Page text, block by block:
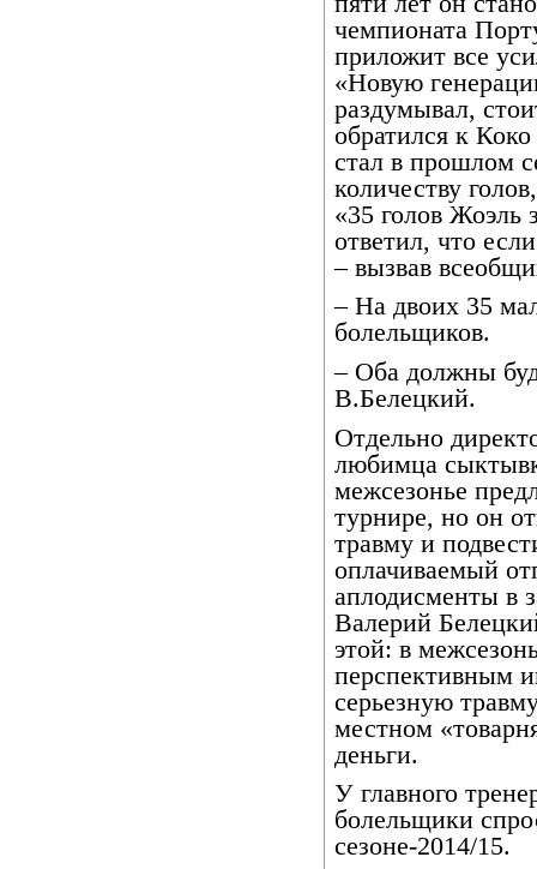
чемпионата
приложит все
«Новую
раздумывал,
обратился к
стал в прошлом
количеству
«35 голов Жоэль
ответил, что
– вызвав
– На двоих 35
болельщиков.
– Оба должны
В.Белецкий.
Отдельно
любимца
межсезонье
турнире, но он
травму и
оплачиваемый
аплодисменты в
Валерий
этой: в
перспективным
серьезную
местном
деньги.
У главного
болельщики
сезоне-2014/15.